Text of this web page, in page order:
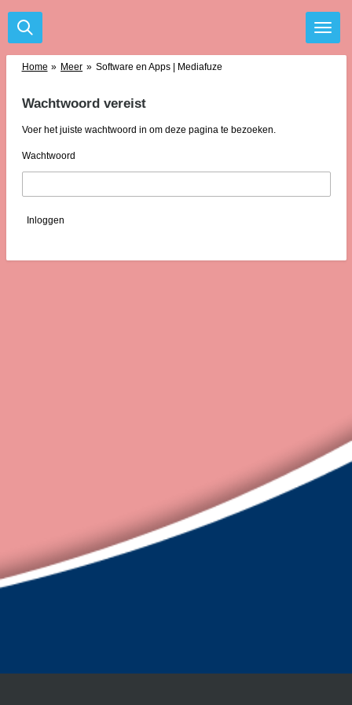
Ga
direct
Home » Meer » Software en Apps | Mediafuze
Wachtwoord vereist
Voer het juiste wachtwoord in om deze pagina te bezoeken.
Wachtwoord
Inloggen